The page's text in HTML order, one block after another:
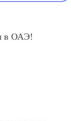
в ОАЭ!